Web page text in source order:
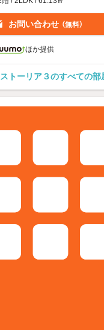
お問い合わせ （無料）
ほか提供
トーリア３のすべての部